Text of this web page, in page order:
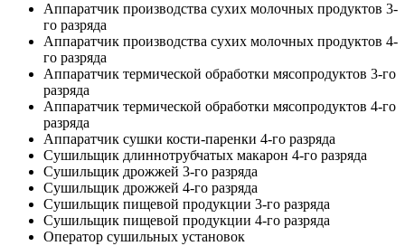
Аппаратчик производства сухих молочных продуктов 3-
го разряда
Аппаратчик производства сухих молочных продуктов 4-
го разряда
Аппаратчик термической обработки мясопродуктов 3-го
разряда
Аппаратчик термической обработки мясопродуктов 4-го
разряда
Аппаратчик сушки кости-паренки 4-го разряда
Сушильщик длиннотрубчатых макарон 4-го разряда
Сушильщик дрожжей 3-го разряда
Сушильщик дрожжей 4-го разряда
Сушильщик пищевой продукции 3-го разряда
Сушильщик пищевой продукции 4-го разряда
Оператор сушильных установок